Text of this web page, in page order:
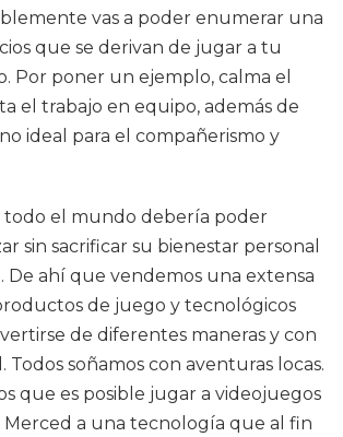
vas a poder enumerar una
que se derivan de jugar a tu
Por poner un ejemplo, calma el
el trabajo en equipo, además de
ideal para el compañerismo y
todo el mundo debería poder
sin sacrificar su bienestar personal
De ahí que vendemos una extensa
de juego y tecnológicos
de diferentes maneras y con
Todos soñamos con aventuras locas.
que es posible jugar a videojuegos
Merced a una tecnología que al fin